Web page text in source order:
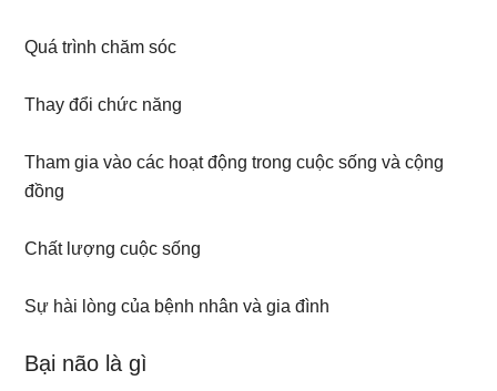
Quá trình chăm sóc
Thay đổi chức năng
Tham gia vào các hoạt động trong cuộc sống và cộng
đồng
Chất lượng cuộc sống
Sự hài lòng của bệnh nhân và gia đình
Bại não là gì